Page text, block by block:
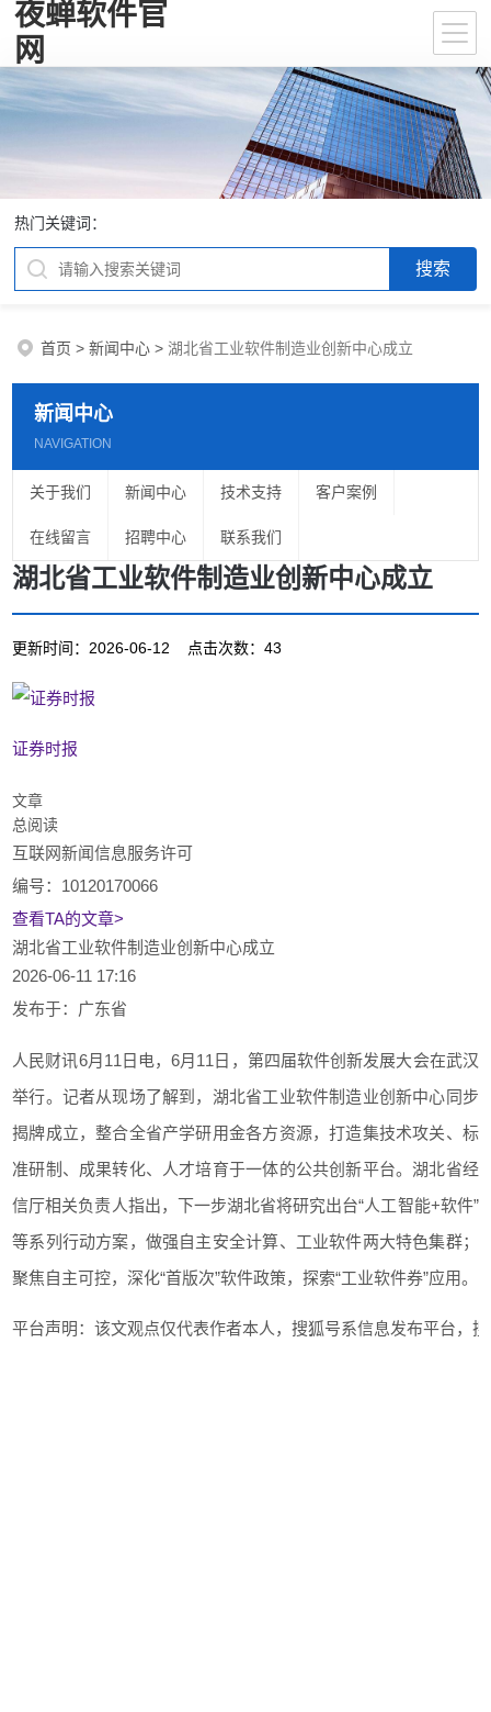
夜蝉软件官
网
热门关键词：
首页 >新闻中心 >湖北省工业软件制造业创新中心成立
新闻中心
NAVIGATION
关于我们 新闻中心 技术支持 客户案例
在线留言 招聘中心 联系我们
湖北省工业软件制造业创新中心成立
更新时间：2026-06-12 点击次数：43
证券时报
文章
总阅读
互联网新闻信息服务许可
编号：10120170066
查看TA的文章>
湖北省工业软件制造业创新中心成立
2026-06-11 17:16
发布于： 广东省
人民财讯6月11日电，6月11日，第四届软件创新发展大会在武汉
举行。记者从现场了解到，湖北省工业软件制造业创新中心同步
揭牌成立，整合全省产学研用金各方资源，打造集技术攻关、标
准研制、成果转化、人才培育于一体的公共创新平台。湖北省经
信厅相关负责人指出，下一步湖北省将研究出台“人工智能+软件”
等系列行动方案，做强自主安全计算、工业软件两大特色集群；
聚焦自主可控，深化“首版次”软件政策，探索“工业软件券”应用。
平台声明：该文观点仅代表作者本人，搜狐号系信息发布平台，